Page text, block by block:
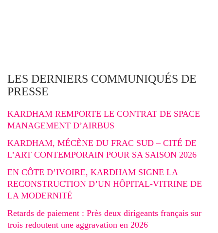
LES DERNIERS COMMUNIQUÉS DE
PRESSE
KARDHAM REMPORTE LE CONTRAT DE SPACE
MANAGEMENT D’AIRBUS
KARDHAM, MÉCÈNE DU FRAC SUD – CITÉ DE
L’ART CONTEMPORAIN POUR SA SAISON 2026
EN CÔTE D’IVOIRE, KARDHAM SIGNE LA
RECONSTRUCTION D’UN HÔPITAL-VITRINE DE
LA MODERNITÉ
Retards de paiement : Près deux dirigeants français sur
trois redoutent une aggravation en 2026